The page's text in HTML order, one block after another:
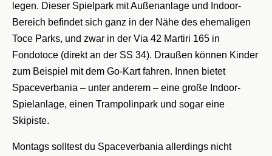
legen. Dieser Spielpark mit Außenanlage und Indoor-
Bereich befindet sich ganz in der Nähe des ehemaligen
Toce Parks, und zwar in der Via 42 Martiri 165 in
Fondotoce (direkt an der SS 34). Draußen können Kinder
zum Beispiel mit dem Go-Kart fahren. Innen bietet
Spaceverbania – unter anderem – eine große Indoor-
Spielanlage, einen Trampolinpark und sogar eine
Skipiste.
Montags solltest du Spaceverbania allerdings nicht